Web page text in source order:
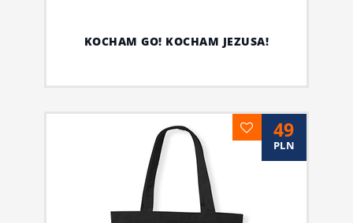
KOCHAM GO! KOCHAM JEZUSA!
49
PLN